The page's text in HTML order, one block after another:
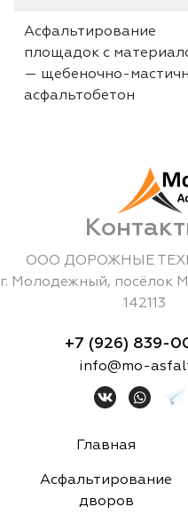
Асфальтирование
площадок с
— щебеночно-
асфальтобетон
ООО ДОРОЖНЫЕ
г. Молодежный, посёлок
142113
+7 (926) 839-
info@mo-
Главная
Асфальтирование
дворов